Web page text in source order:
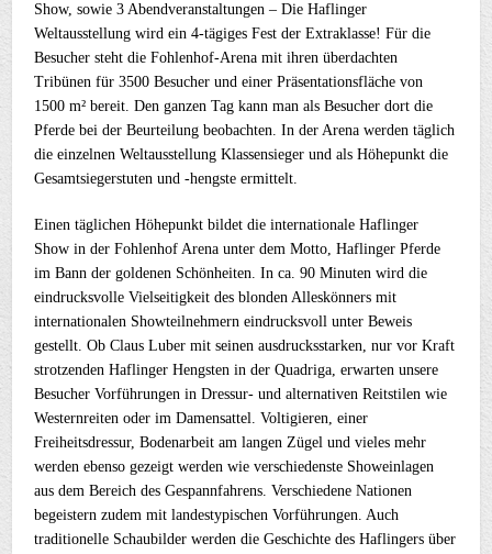
Show, sowie 3 Abendveranstaltungen – Die Haflinger
Weltausstellung wird ein 4-tägiges Fest der Extraklasse! Für die
Besucher steht die Fohlenhof-Arena mit ihren überdachten
Tribünen für 3500 Besucher und einer Präsentationsfläche von
1500 m² bereit. Den ganzen Tag kann man als Besucher dort die
Pferde bei der Beurteilung beobachten. In der Arena werden täglich
die einzelnen Weltausstellung Klassensieger und als Höhepunkt die
Gesamtsiegerstuten und -hengste ermittelt.
Einen täglichen Höhepunkt bildet die internationale Haflinger
Show in der Fohlenhof Arena unter dem Motto, Haflinger Pferde
im Bann der goldenen Schönheiten. In ca. 90 Minuten wird die
eindrucksvolle Vielseitigkeit des blonden Alleskönners mit
internationalen Showteilnehmern eindrucksvoll unter Beweis
gestellt. Ob Claus Luber mit seinen ausdrucksstarken, nur vor Kraft
strotzenden Haflinger Hengsten in der Quadriga, erwarten unsere
Besucher Vorführungen in Dressur- und alternativen Reitstilen wie
Westernreiten oder im Damensattel. Voltigieren, einer
Freiheitsdressur, Bodenarbeit am langen Zügel und vieles mehr
werden ebenso gezeigt werden wie verschiedenste Showeinlagen
aus dem Bereich des Gespannfahrens. Verschiedene Nationen
begeistern zudem mit landestypischen Vorführungen. Auch
traditionelle Schaubilder werden die Geschichte des Haflingers über